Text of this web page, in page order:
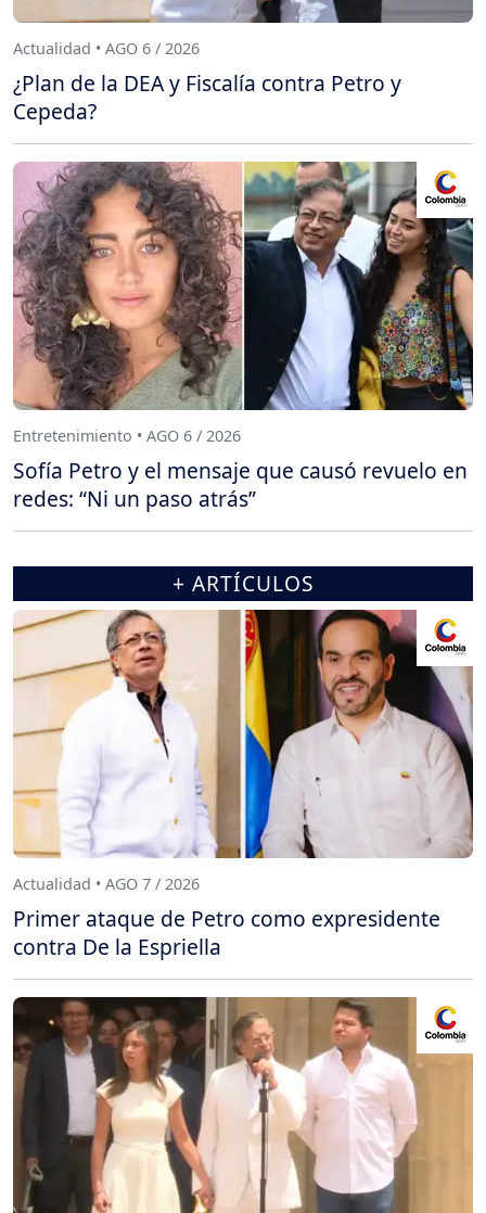
Actualidad • AGO 6 / 2026
¿Plan de la DEA y Fiscalía contra Petro y
Cepeda?
Entretenimiento • AGO 6 / 2026
Sofía Petro y el mensaje que causó revuelo en
redes: “Ni un paso atrás”
+ ARTÍCULOS
Actualidad • AGO 7 / 2026
Primer ataque de Petro como expresidente
contra De la Espriella